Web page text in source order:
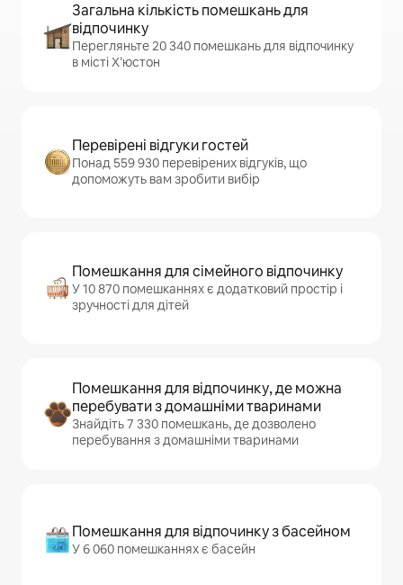
Загальна кількість помешкань для
відпочинку
Перегляньте 20 340 помешкань для відпочинку
в місті Х’юстон
Перевірені відгуки гостей
Понад 559 930 перевірених відгуків, що
допоможуть вам зробити вибір
Помешкання для сімейного відпочинку
У 10 870 помешканнях є додатковий простір і
зручності для дітей
Помешкання для відпочинку, де можна
перебувати з домашніми тваринами
Знайдіть 7 330 помешкань, де дозволено
перебування з домашніми тваринами
Помешкання для відпочинку з басейном
У 6 060 помешканнях є басейн